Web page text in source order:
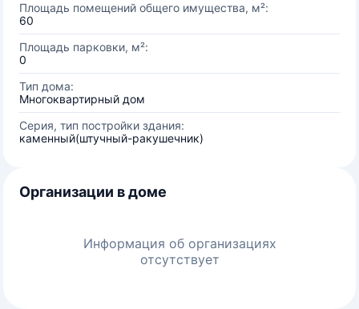
Площадь помещений общего имущества, м²:
60
Площадь парковки, м²:
0
Тип дома:
Многоквартирный дом
Серия, тип постройки здания:
каменный(штучный-ракушечник)
Организации в доме
Информация об организациях
отсутствует